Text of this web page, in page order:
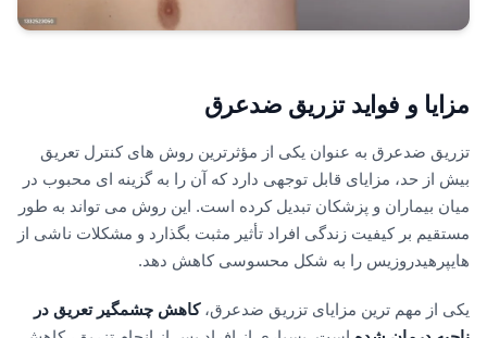
مزایا و فواید تزریق ضدعرق
تزریق ضدعرق به عنوان یکی از مؤثرترین روش های کنترل تعریق
بیش از حد، مزایای قابل توجهی دارد که آن را به گزینه ای محبوب در
میان بیماران و پزشکان تبدیل کرده است. این روش می تواند به طور
مستقیم بر کیفیت زندگی افراد تأثیر مثبت بگذارد و مشکلات ناشی از
هایپرهیدروزیس را به شکل محسوسی کاهش دهد.
یکی از مهم ترین مزایای تزریق ضدعرق،کاهش چشمگیر تعریق در